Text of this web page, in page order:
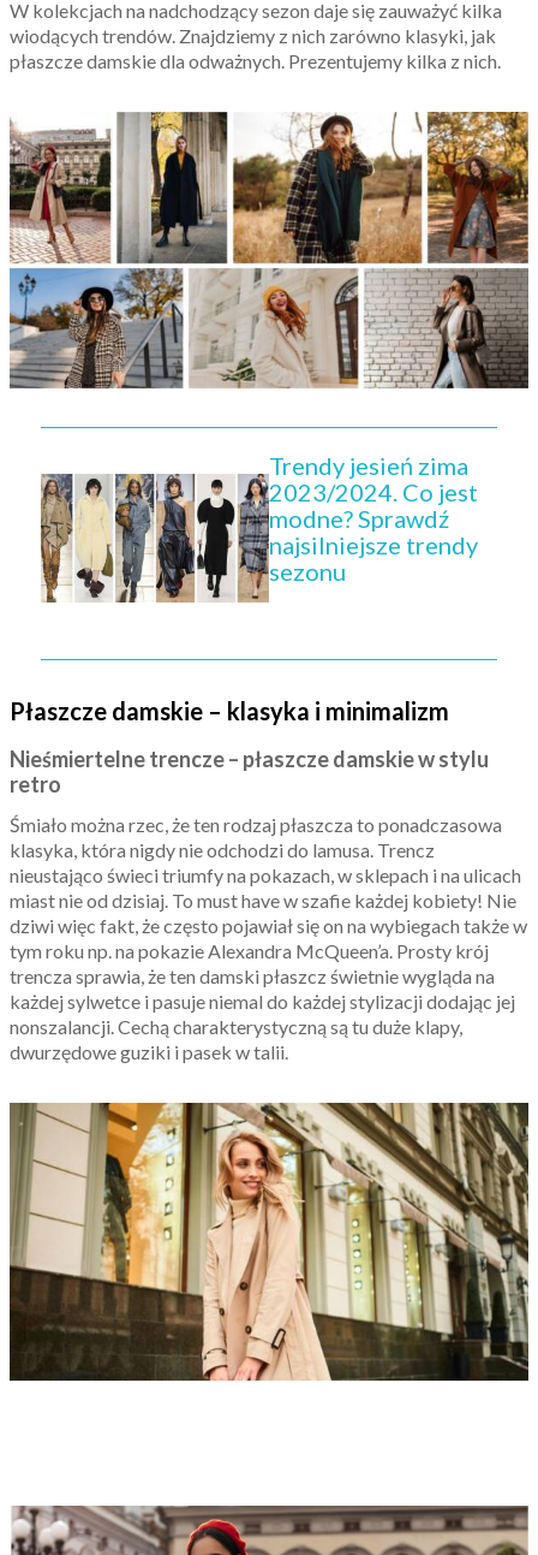
W kolekcjach na nadchodzący sezon daje się zauważyć kilka
wiodących trendów. Znajdziemy z nich zarówno klasyki, jak
płaszcze damskie dla odważnych. Prezentujemy kilka z nich.
Trendy jesień zima
2023/2024. Co jest
modne? Sprawdź
najsilniejsze trendy
sezonu
Płaszcze damskie – klasyka i minimalizm
Nieśmiertelne trencze – płaszcze damskie w stylu
retro
Śmiało można rzec, że ten rodzaj płaszcza to ponadczasowa
klasyka, która nigdy nie odchodzi do lamusa. Trencz
nieustająco świeci triumfy na pokazach, w sklepach i na ulicach
miast nie od dzisiaj. To must have w szafie każdej kobiety! Nie
dziwi więc fakt, że często pojawiał się on na wybiegach także w
tym roku np. na pokazie Alexandra McQueen’a. Prosty krój
trencza sprawia, że ten damski płaszcz świetnie wygląda na
każdej sylwetce i pasuje niemal do każdej stylizacji dodając jej
nonszalancji. Cechą charakterystyczną są tu duże klapy,
dwurzędowe guziki i pasek w talii.